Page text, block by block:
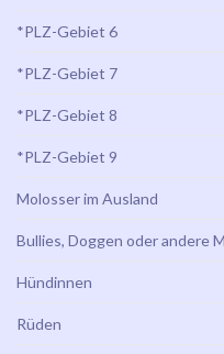
*PLZ-Gebiet 6
*PLZ-Gebiet 7
*PLZ-Gebiet 8
*PLZ-Gebiet 9
Molosser im Ausland
Bullies, Doggen oder andere
Hündinnen
Rüden